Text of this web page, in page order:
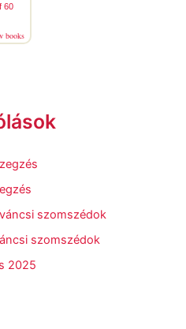
60
books
szomszédok
szomszédok
2025